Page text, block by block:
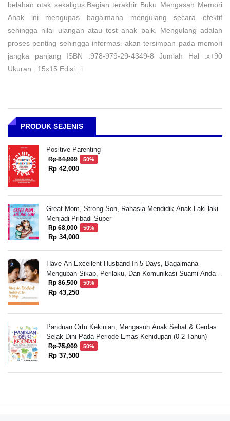
belahan otak sekaligus.Bagian terakhir Buku Mengasah Memori
Anak ini mengupas bagaimana mengulang secara efektif
sehingga nilai ulangan atau test anak baik. Mengulang adalah
proses penting sehingga informasi akan tersimpan pada memori
jangka panjang ISBN :978-979-29-4349-8 Jumlah Hal :x+90
Ukuran : 15x15 Edisi : i
PRODUK SEJENIS
Positive Parenting
Rp 84,000 50%
Rp 42,000
Great Mom, Strong Son, Rahasia Mendidik Anak Laki-laki
Menjadi Pribadi Super
Rp 68,000 50%
Rp 34,000
Have An Excellent Husband In 5 Days, Bagaimana
Mengubah Sikap, Perilaku, Dan Komunikasi Suami Anda
Dalam 5 Hari
Rp 86,500 50%
Rp 43,250
Panduan Ortu Kekinian, Mengasuh Anak Sehat & Cerdas
Sejak Dini Pada Periode Emas Kehidupan (0-2 Tahun)
Rp 75,000 50%
Rp 37,500